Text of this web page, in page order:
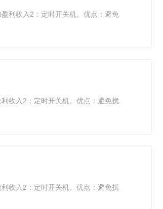
利收入2：定时开关机。优点：避免
收入2：定时开关机。优点：避免扰
收入2：定时开关机。优点：避免扰